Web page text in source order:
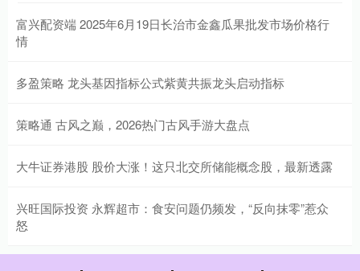
富兴配资端 2025年6月19日长治市金鑫瓜果批发市场价格行
情
多盈策略 龙头基因指标公式紫黄共振龙头启动指标
策略通 古风之巅，2026热门古风手游大盘点
大牛证券港股 股价大涨！这只北交所储能概念股，最新透露
兴旺国际投资 永辉超市：食安问题仍频发，“反向抹零”惹众
怒